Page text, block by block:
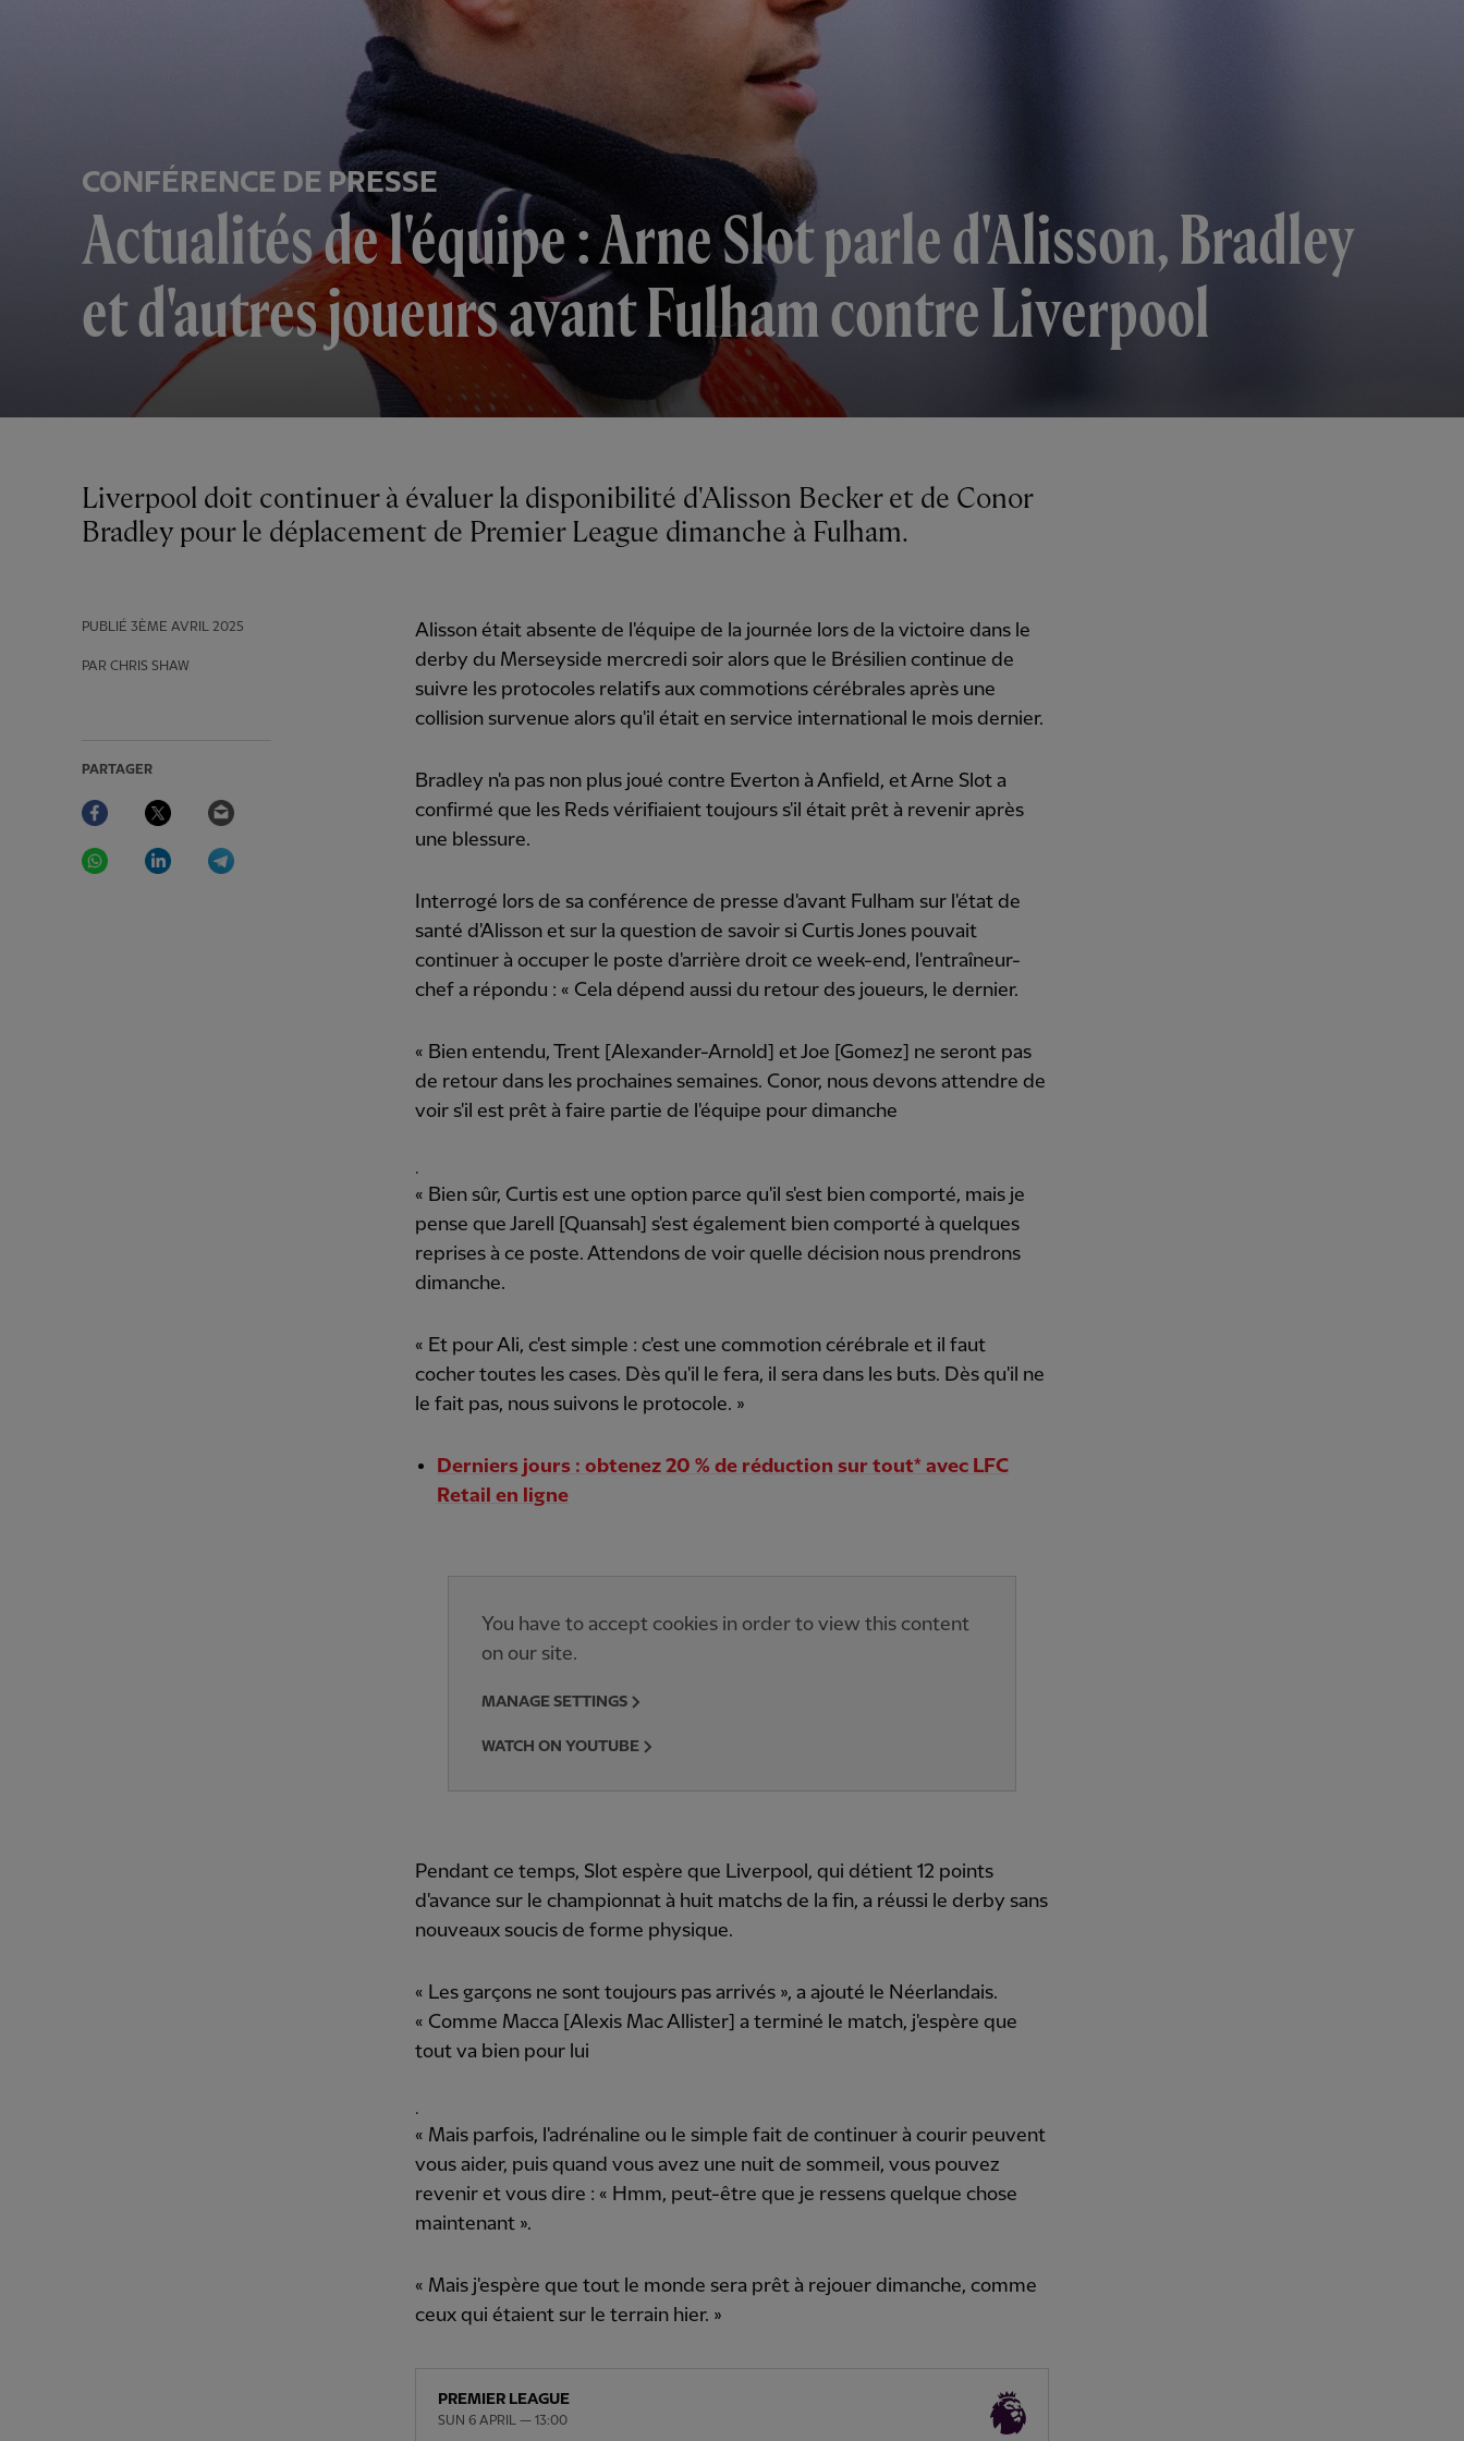
CONFÉRENCE DE PRESSE
Actualités de l'équipe : Arne Slot parle d'Alisson, Bradley
et d'autres joueurs avant Fulham contre Liverpool
PUBLIÉ 3ÈME AVRIL 2025
PAR CHRIS SHAW
PARTAGER
Facebook Twitter
WhatsAppLinkedIn
Liverpool doit continuer à évaluer la disponibilité d'Alisson Becker et de Conor
Bradley pour le déplacement de Premier League dimanche à Fulham.
Alisson était absente de l'équipe de la journée lors de la victoire dans le
derby du Merseyside mercredi soir alors que le Brésilien continue de
suivre les protocoles relatifs aux commotions cérébrales après une
collision survenue alors qu'il était en service international le mois dernier.
Bradley n'a pas non plus joué contre Everton à Anfield, et Arne Slot a
confirmé que les Reds vérifiaient toujours s'il était prêt à revenir après
une blessure.
Interrogé lors de sa conférence de presse d'avant Fulham sur l'état de
santé d'Alisson et sur la question de savoir si Curtis Jones pouvait
continuer à occuper le poste d'arrière droit ce week-end, l'entraîneur-
chef a répondu : « Cela dépend aussi du retour des joueurs, le dernier.
« Bien entendu, Trent [Alexander-Arnold] et Joe [Gomez] ne seront pas
de retour dans les prochaines semaines. Conor, nous devons attendre de
voir s'il est prêt à faire partie de l'équipe pour dimanche
.
« Bien sûr, Curtis est une option parce qu'il s'est bien comporté, mais je
pense que Jarell [Quansah] s'est également bien comporté à quelques
reprises à ce poste. Attendons de voir quelle décision nous prendrons
dimanche.
« Et pour Ali, c'est simple : c'est une commotion cérébrale et il faut
cocher toutes les cases. Dès qu'il le fera, il sera dans les buts. Dès qu'il ne
le fait pas, nous suivons le protocole. »
Derniers jours : obtenez 20 % de réduction sur tout* avec LFC
Retail en ligne
You have to accept cookies in order to view this content
on our site.
MANAGE SETTINGS
WATCH ON YOUTUBE
Pendant ce temps, Slot espère que Liverpool, qui détient 12 points
d'avance sur le championnat à huit matchs de la fin, a réussi le derby sans
nouveaux soucis de forme physique.
« Les garçons ne sont toujours pas arrivés », a ajouté le Néerlandais.
« Comme Macca [Alexis Mac Allister] a terminé le match, j'espère que
tout va bien pour lui
.
« Mais parfois, l'adrénaline ou le simple fait de continuer à courir peuvent
vous aider, puis quand vous avez une nuit de sommeil, vous pouvez
revenir et vous dire : « Hmm, peut-être que je ressens quelque chose
maintenant ».
« Mais j'espère que tout le monde sera prêt à rejouer dimanche, comme
ceux qui étaient sur le terrain hier. »
PREMIER LEAGUE
SUN 6 APRIL — 13:00